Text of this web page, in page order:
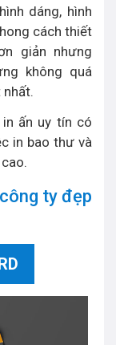
dáng, hình
cách thiết
giản nhưng
không quá
ấn uy tín có
in bao thư và
ty đẹp